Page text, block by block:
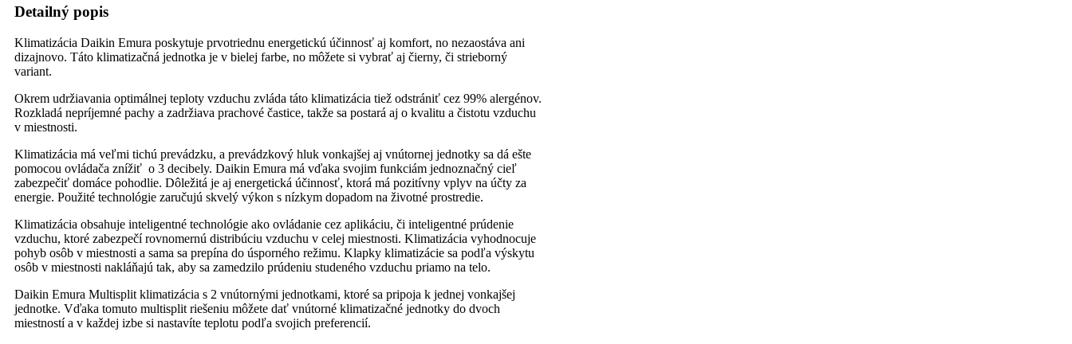
Detailný popis
Klimatizácia Daikin Emura poskytuje prvotriednu energetickú účinnosť aj komfort, no nezaostáva ani
dizajnovo. Táto klimatizačná jednotka je v bielej farbe, no môžete si vybrať aj čierny, či strieborný
variant.
Okrem udržiavania optimálnej teploty vzduchu zvláda táto klimatizácia tiež odstrániť cez 99% alergénov.
Rozkladá nepríjemné pachy a zadržiava prachové častice, takže sa postará aj o kvalitu a čistotu vzduchu
v miestnosti.
Klimatizácia má veľmi tichú prevádzku, a prevádzkový hluk vonkajšej aj vnútornej jednotky sa dá ešte
pomocou ovládača znížiť o 3 decibely. Daikin Emura má vďaka svojim funkciám jednoznačný cieľ
zabezpečiť domáce pohodlie. Dôležitá je aj energetická účinnosť, ktorá má pozitívny vplyv na účty za
energie. Použité technológie zaručujú skvelý výkon s nízkym dopadom na životné prostredie.
Klimatizácia obsahuje inteligentné technológie ako ovládanie cez aplikáciu, či inteligentné prúdenie
vzduchu, ktoré zabezpečí rovnomernú distribúciu vzduchu v celej miestnosti. Klimatizácia vyhodnocuje
pohyb osôb v miestnosti a sama sa prepína do úsporného režimu. Klapky klimatizácie sa podľa výskytu
osôb v miestnosti nakláňajú tak, aby sa zamedzilo prúdeniu studeného vzduchu priamo na telo.
Daikin Emura Multisplit klimatizácia s 2 vnútornými jednotkami, ktoré sa pripoja k jednej vonkajšej
jednotke. Vďaka tomuto multisplit riešeniu môžete dať vnútorné klimatizačné jednotky do dvoch
miestností a v každej izbe si nastavíte teplotu podľa svojich preferencií.